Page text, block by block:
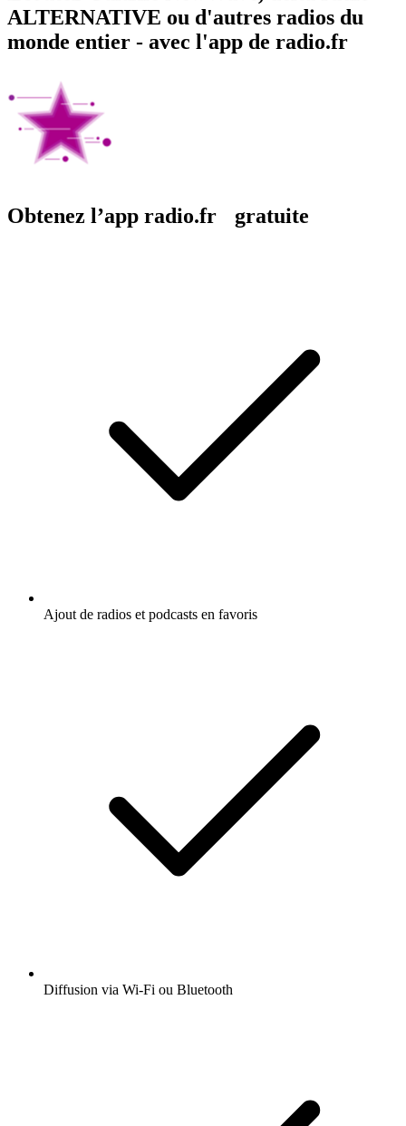
ALTERNATIVE ou d'autres radios du
monde entier - avec l'app de radio.fr
Obtenez l’app radio.fr gratuite
Ajout de radios et podcasts en favoris
Diffusion via Wi-Fi ou Bluetooth